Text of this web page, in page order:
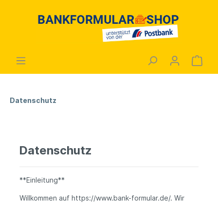
Datenschutz
Datenschutz
**Einleitung**
Willkommen auf https://www.bank-formular.de/. Wir